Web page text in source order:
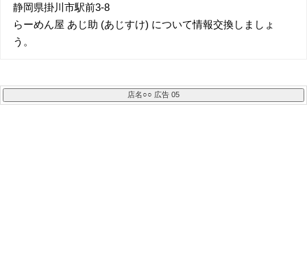
静岡県掛川市駅前3-8
らーめん屋 あじ助 (あじすけ) について情報交換しましょ
う。